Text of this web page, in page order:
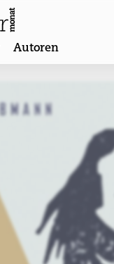
Autoren